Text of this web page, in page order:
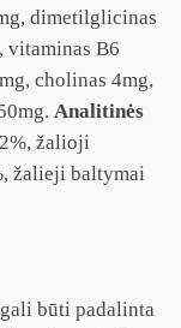
dimetilglicinas
vitaminas B6
cholinas 4mg,
Analitinės
žalioji
žalieji baltymai
būti padalinta